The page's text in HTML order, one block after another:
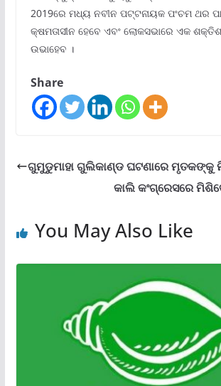
2019ରେ ମଧ୍ୟ ନବୀନ ପଟ୍ଟନାୟକ ପଂଚମ ଥର
କ୍ଷମତାସୀନ ହେବେ ଏବଂ ଲୋକସଭାରେ ଏକ
ଉଭାହେବ ।
Share
ଗୁମୁଡୁମାହା ଗୁଲିକାଣ୍ଡ ଘଟଣାରେ
କାଲି କଂଗ୍ରେସରେ
You May Also Like